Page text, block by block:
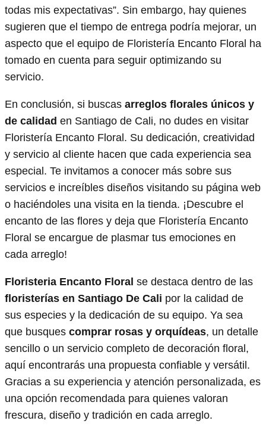
todas mis expectativas”. Sin embargo, hay quienes
sugieren que el tiempo de entrega podría mejorar, un
aspecto que el equipo de Floristería Encanto Floral ha
tomado en cuenta para seguir optimizando su
servicio.
En conclusión, si buscas arreglos florales únicos y
de calidad en Santiago de Cali, no dudes en visitar
Floristería Encanto Floral. Su dedicación, creatividad
y servicio al cliente hacen que cada experiencia sea
especial. Te invitamos a conocer más sobre sus
servicios e increíbles diseños visitando su página web
o haciéndoles una visita en la tienda. ¡Descubre el
encanto de las flores y deja que Floristería Encanto
Floral se encargue de plasmar tus emociones en
cada arreglo!
Floristeria Encanto Floral se destaca dentro de las
floristerías en Santiago De Cali por la calidad de
sus especies y la dedicación de su equipo. Ya sea
que busques comprar rosas y orquídeas, un detalle
sencillo o un servicio completo de decoración floral,
aquí encontrarás una propuesta confiable y versátil.
Gracias a su experiencia y atención personalizada, es
una opción recomendada para quienes valoran
frescura, diseño y tradición en cada arreglo.